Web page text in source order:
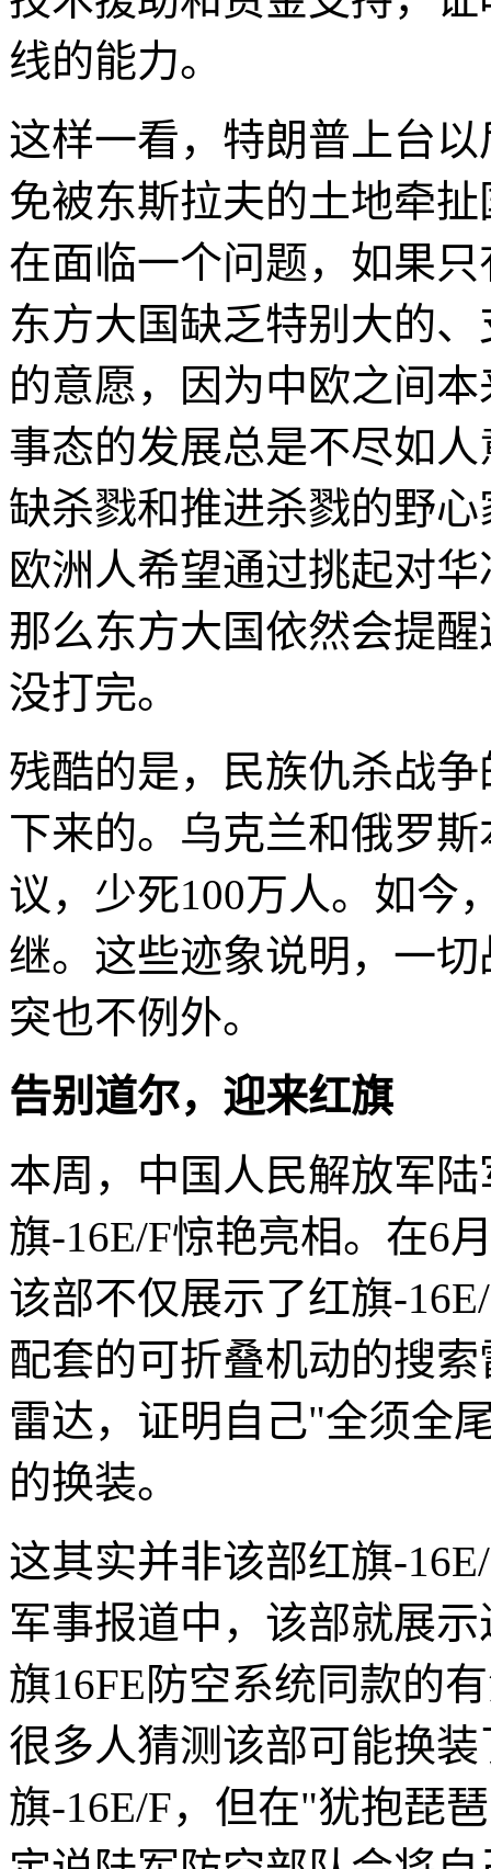
线的能力。
这样一看，特朗普上台
免被东斯拉夫的土地牵
在面临一个问题，如果
东方大国缺乏特别大的
的意愿，因为中欧之间
事态的发展总是不尽如
缺杀戮和推进杀戮的野
欧洲人希望通过挑起对
那么东方大国依然会提
没打完。
残酷的是，民族仇杀战
下来的。乌克兰和俄罗
议，少死100万人。如今
继。这些迹象说明，一
突也不例外。
告别道尔，迎来红旗
本周，中国人民解放军
旗-16E/F惊艳亮相。在6
该部不仅展示了红旗-
配套的可折叠机动的搜
雷达，证明自己"全须全
的换装。
这其实并非该部红旗-
军事报道中，该部就展
旗16FE防空系统同款的
很多人猜测该部可能换
旗-16E/F，但在"犹抱琵